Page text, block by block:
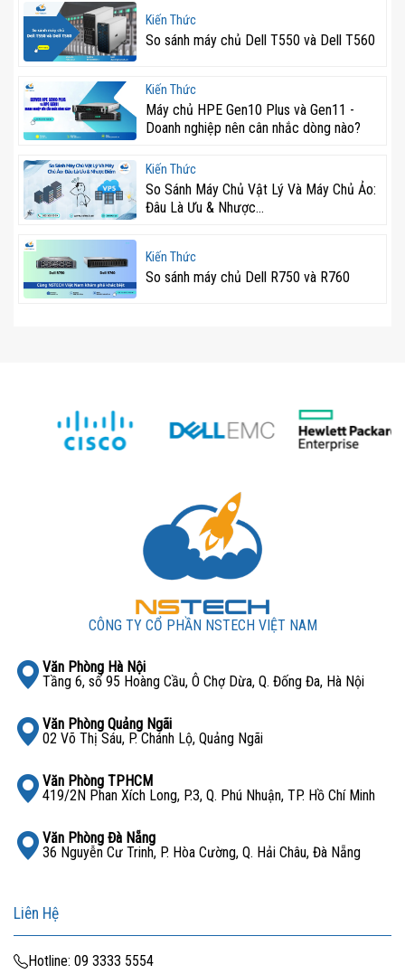
Kiến Thức
So sánh máy chủ Dell T550 và Dell T560
Kiến Thức
Máy chủ HPE Gen10 Plus và Gen11 -
Doanh nghiệp nên cân nhắc dòng nào?
Kiến Thức
So Sánh Máy Chủ Vật Lý Và Máy Chủ Ảo:
Đâu Là Ưu & Nhược...
Kiến Thức
So sánh máy chủ Dell R750 và R760
CÔNG TY CỔ PHẦN NSTECH VIỆT NAM
Văn Phòng Hà Nội
Tầng 6, số 95 Hoàng Cầu, Ô Chợ Dừa, Q. Đống Đa, Hà Nội
Văn Phòng Quảng Ngãi
02 Võ Thị Sáu, P. Chánh Lộ, Quảng Ngãi
Văn Phòng TPHCM
419/2N Phan Xích Long, P.3, Q. Phú Nhuận, TP. Hồ Chí Minh
Văn Phòng Đà Nẵng
36 Nguyễn Cư Trinh, P. Hòa Cường, Q. Hải Châu, Đà Nẵng
Liên Hệ
Hotline: 09 3333 5554